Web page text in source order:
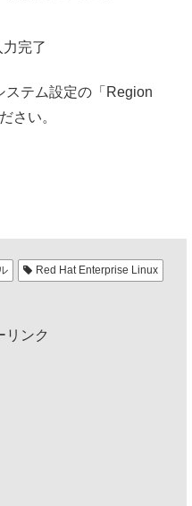
完了
ステム設定の「Region
さい。
Red Hat Enterprise Linux
リンク